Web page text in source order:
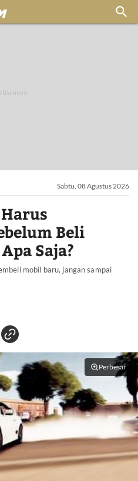

Sabtu, 08 Agustus 2026
Beli
Saja?
mobil baru, jangan sampai
Perbesar